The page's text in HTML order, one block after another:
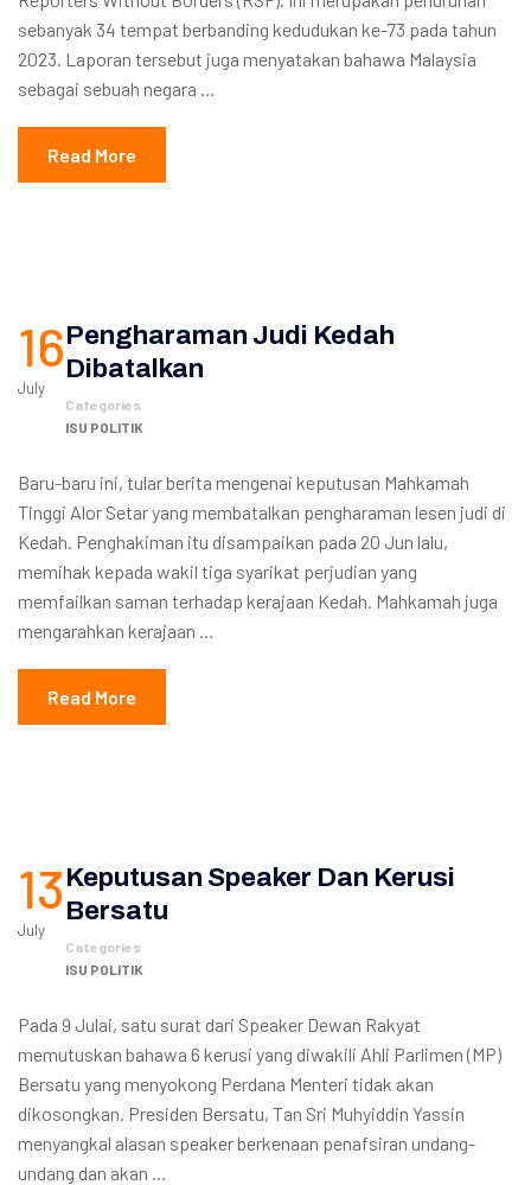
sebanyak 34 tempat berbanding kedudukan ke-73 pada tahun
2023. Laporan tersebut juga menyatakan bahawa Malaysia
sebagai sebuah negara …
Read More
16
July
Pengharaman Judi Kedah
Dibatalkan
Categories
ISU POLITIK
Baru-baru ini, tular berita mengenai keputusan Mahkamah
Tinggi Alor Setar yang membatalkan pengharaman lesen judi di
Kedah. Penghakiman itu disampaikan pada 20 Jun lalu,
memihak kepada wakil tiga syarikat perjudian yang
memfailkan saman terhadap kerajaan Kedah. Mahkamah juga
mengarahkan kerajaan …
Read More
13
July
Keputusan Speaker Dan Kerusi
Bersatu
Categories
ISU POLITIK
Pada 9 Julai, satu surat dari Speaker Dewan Rakyat
memutuskan bahawa 6 kerusi yang diwakili Ahli Parlimen (MP)
Bersatu yang menyokong Perdana Menteri tidak akan
dikosongkan. Presiden Bersatu, Tan Sri Muhyiddin Yassin
menyangkal alasan speaker berkenaan penafsiran undang-
undang dan akan …